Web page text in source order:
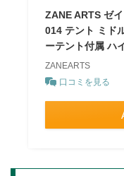
ZANE ARTS ゼ
014 テント ミド
ーテント付属 ハ
ZANEARTS
口コミを見る